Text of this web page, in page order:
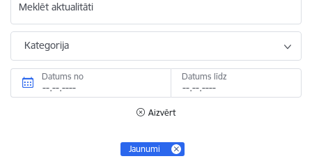
Meklēt aktualitāti
Kategorija
Datums no Datums līdz
Aizvērt
Jaunumi